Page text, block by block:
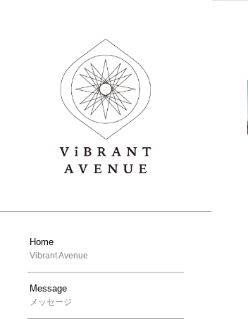
Home
Vibrant Avenue
Message
メッセージ